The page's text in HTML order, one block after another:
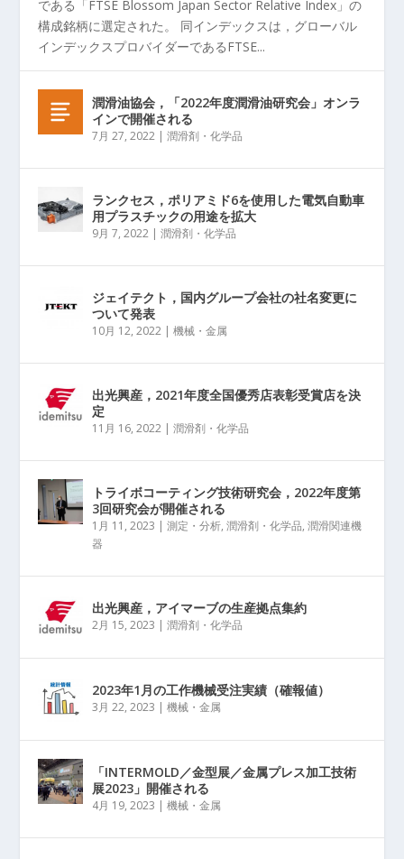
である「FTSE Blossom Japan Sector Relative Index」の
構成銘柄に選定された。 同インデックスは，グローバル
インデックスプロバイダーであるFTSE...
潤滑油協会，「2022年度潤滑油研究会」オンラ
インで開催される
7月 27, 2022 |潤滑剤・化学品
ランクセス，ポリアミド6を使用した電気自動車
用プラスチックの用途を拡大
9月 7, 2022 |潤滑剤・化学品
ジェイテクト，国内グループ会社の社名変更に
ついて発表
10月 12, 2022 |機械・金属
出光興産，2021年度全国優秀店表彰受賞店を決
定
11月 16, 2022 |潤滑剤・化学品
トライボコーティング技術研究会，2022年度第
3回研究会が開催される
1月 11, 2023 |測定・分析,潤滑剤・化学品,潤滑関連機
器
出光興産，アイマーブの生産拠点集約
2月 15, 2023 |潤滑剤・化学品
2023年1月の工作機械受注実績（確報値）
3月 22, 2023 |機械・金属
「INTERMOLD／金型展／金属プレス加工技術
展2023」開催される
4月 19, 2023 |機械・金属